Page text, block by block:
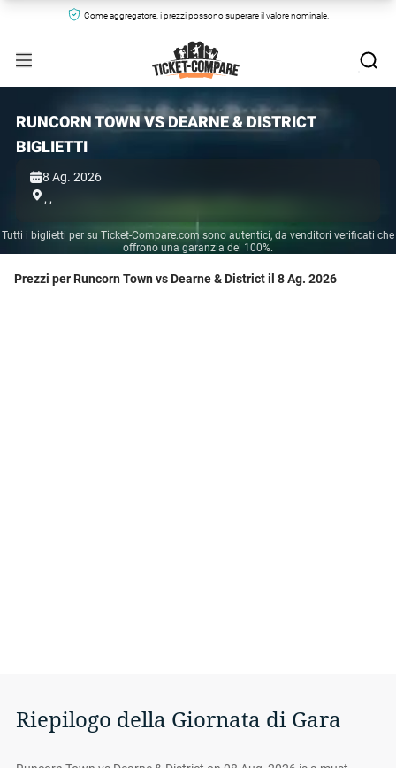
Come aggregatore, i prezzi possono superare il valore nominale.
RUNCORN TOWN VS DEARNE & DISTRICT
BIGLIETTI
8 Ag. 2026
, ,
Tutti i biglietti per su Ticket-Compare.com sono autentici, da venditori verificati che
offrono una garanzia del 100%.
Prezzi per Runcorn Town vs Dearne & District il 8 Ag. 2026
Riepilogo della Giornata di Gara